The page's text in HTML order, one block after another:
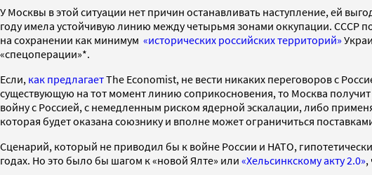
У Москвы в этой ситуации нет причин останавливать наступление, ей
году имела устойчивую линию между четырьмя зонами оккупации. СССР
на сохранении как минимум «исторических российских территорий»
«спецоперации»*.
Если, как предлагаетThe Economist, не вести никаких переговоров с
существующую на тот момент линию соприкосновения, то Москва
войну с Россией, с немедленным риском ядерной эскалации, либо
которая будет оказана союзнику и вполне может ограничиться
Сценарий, который не приводил бы к войне России и НАТО,
годах. Но это было бы шагом к «новой Ялте» или «Хельсинкскому акту 2.0»,